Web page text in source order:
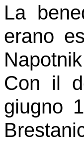
La
erano
Con il
giugno